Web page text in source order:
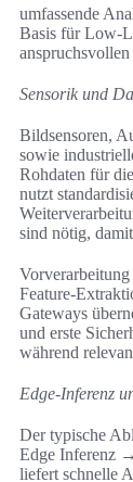
umfassende
Basis für Low-
Sensorik und
Bildsensoren,
sowie
Rohdaten für
nutzt
sind nötig,
Gateways
und erste
während
Edge-Inferenz
Der typische
Edge Inferenz
liefert schnelle